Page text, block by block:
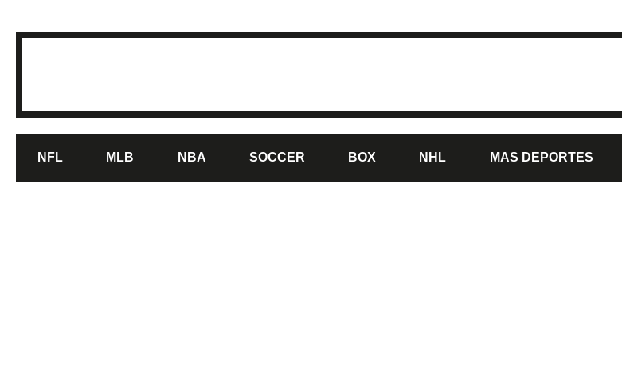
NFL MLB NBA SOCCER BOX NHL MAS DEPORTES